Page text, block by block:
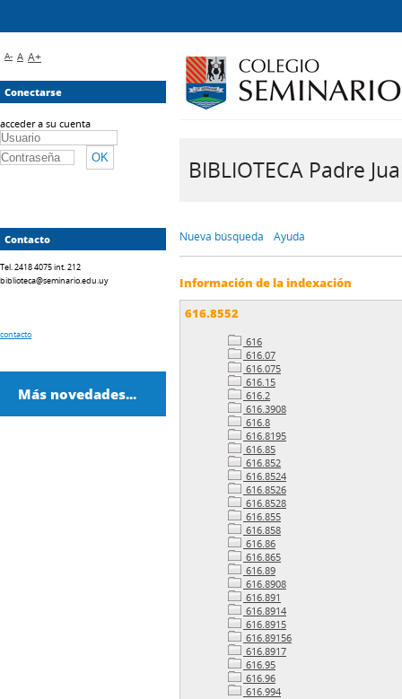
BIBLIOTECA Padre
Nueva búsqueda Ayuda
Información de la indexación
616.8552
616
616.07
616.075
616.15
616.2
616.3908
616.8
616.8195
616.85
616.852
616.8524
616.8526
616.8528
616.855
616.858
616.86
616.865
616.89
616.8908
616.891
616.8914
616.8915
616.89156
616.8917
616.95
616.96
616.994
A- A A+
Conectarse
acceder a su cuenta
Contacto
Tel. 2418 4075 int. 212
biblioteca@seminario.edu.uy
contacto
Más novedades...